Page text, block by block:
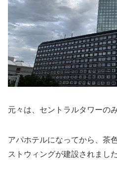
元々は、セントラルタワーの
アパホテルになってから、茶
ストウィングが建設されました